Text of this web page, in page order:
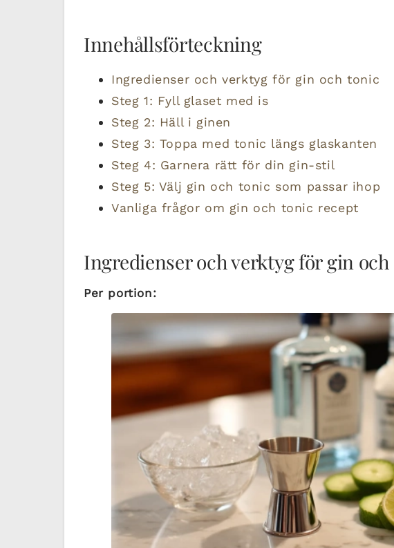
Innehållsförteckning
Ingredienser och verktyg för gin och tonic
Steg 1: Fyll glaset med is
Steg 2: Häll i ginen
Steg 3: Toppa med tonic längs glaskanten
Steg 4: Garnera rätt för din gin-stil
Steg 5: Välj gin och tonic som passar ihop
Vanliga frågor om gin och tonic recept
Ingredienser och verktyg för gin
Per portion: